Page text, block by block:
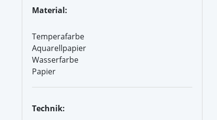
Material:
Temperafarbe
Aquarellpapier
Wasserfarbe
Papier
Technik: